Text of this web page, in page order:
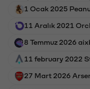
1 Ocak 2025
11 Aralık 2021
8 Temmuz 2026
11 february 2022
27 Mart 2026